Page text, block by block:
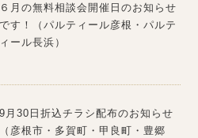
６月の無料相談会開催日のお知らせ
です！（パルティール彦根・パルテ
ィール長浜）
9月30日折込チラシ配布のお知らせ
（彦根市・多賀町・甲良町・豊郷